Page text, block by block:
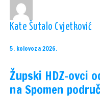
Kate Šutalo Cvjetković
5. kolovoza 2026.
Župski HDZ-ovci
na Spomen